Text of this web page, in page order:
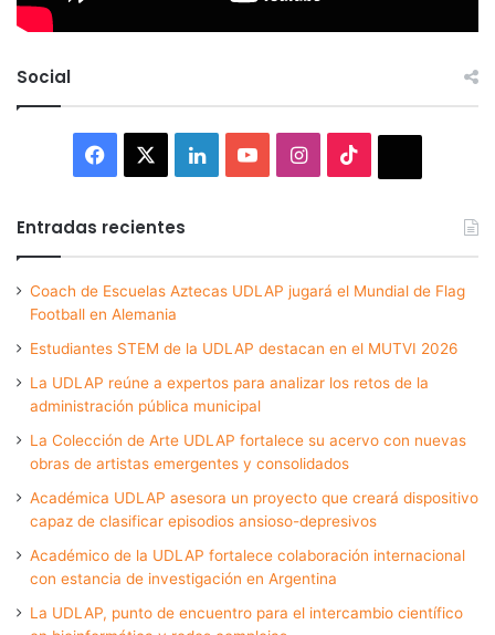
Social
Facebook LinkedInYouTubeInstagram
Entradas recientes
Coach de Escuelas Aztecas UDLAP jugará el Mundial de Flag
Football en Alemania
Estudiantes STEM de la UDLAP destacan en el MUTVI 2026
La UDLAP reúne a expertos para analizar los retos de la
administración pública municipal
La Colección de Arte UDLAP fortalece su acervo con nuevas
obras de artistas emergentes y consolidados
Académica UDLAP asesora un proyecto que creará dispositivo
capaz de clasificar episodios ansioso-depresivos
Académico de la UDLAP fortalece colaboración internacional
con estancia de investigación en Argentina
La UDLAP, punto de encuentro para el intercambio científico